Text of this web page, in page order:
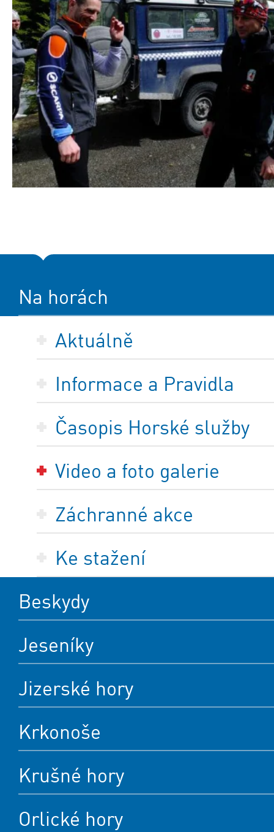
Na horách
Aktuálně
Informace a Pravidla
Časopis Horské služby
Video a foto galerie
Záchranné akce
Ke stažení
Beskydy
Jeseníky
Jizerské hory
Krkonoše
Krušné hory
Orlické hory